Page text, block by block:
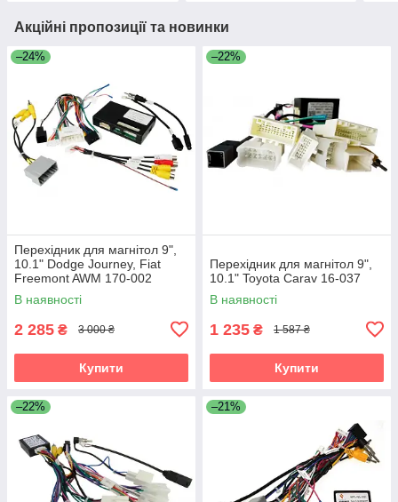
Акційні пропозиції та новинки
–24%
Перехідник для магнітол 9",
10.1" Dodge Journey, Fiat
Freemont AWM 170-002
В наявності
2 285 ₴ 3 000 ₴
Купити
–22%
Перехідник для магнітол 9",
10.1" Toyota Carav 16-037
В наявності
1 235 ₴ 1 587 ₴
Купити
–22% –21%